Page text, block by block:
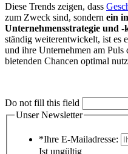
Diese Trends zeigen, dass
zum Zweck sind, sondern ein
Unternehmensstrategie und
ständig weiterentwickelt, ist es
und ihre Unternehmen am
bietenden Chancen optimal
Do not fill this field
Unser Newsletter
*Ihre E-Mailadresse:
Ist ungültig